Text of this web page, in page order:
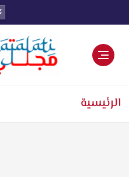
ل
الرئيسية